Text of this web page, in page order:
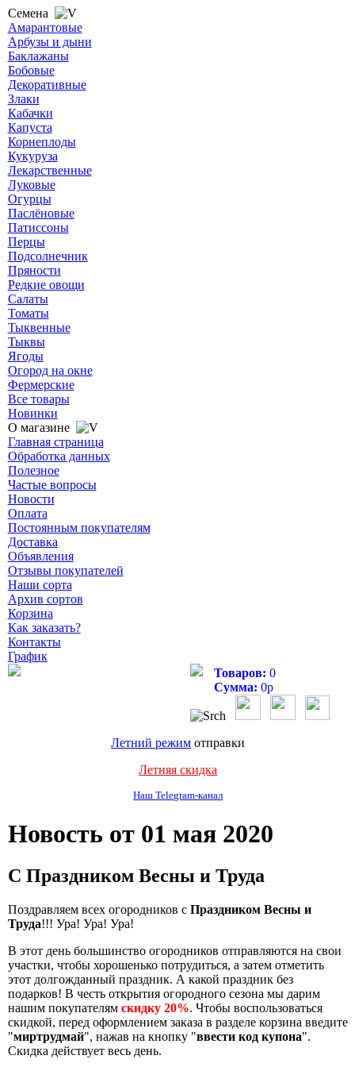
Семена
Амарантовые
Арбузы и дыни
Баклажаны
Бобовые
Декоративные
Злаки
Кабачки
Капуста
Корнеплоды
Кукуруза
Лекарственные
Луковые
Огурцы
Паслёновые
Патиссоны
Перцы
Подсолнечник
Пряности
Редкие овощи
Салаты
Томаты
Тыквенные
Тыквы
Ягоды
Огород на окне
Фермерские
Все товары
Новинки
О магазине
Главная страница
Обработка данных
Полезное
Частые вопросы
Новости
Оплата
Постоянным покупателям
Доставка
Объявления
Отзывы покупателей
Наши сорта
Архив сортов
Корзина
Как заказать?
Контакты
График
Товаров: 0
Сумма: 0р
Летний режим отправки
Летняя скидка
Наш Telegram-канал
Новость от 01 мая 2020
С Праздником Весны и Труда
Поздравляем всех огородников с Праздником Весны и
Труда!!! Ура! Ура! Ура!
В этот день большинство огородников отправляются на свои
участки, чтобы хорошенько потрудиться, а затем отметить
этот долгожданный праздник. А какой праздник без
подарков! В честь открытия огородного сезона мы дарим
нашим покупателям скидку 20%. Чтобы воспользоваться
скидкой, перед оформлением заказа в разделе корзина введите
"миртрудмай", нажав на кнопку "ввести код купона".
Скидка действует весь день.